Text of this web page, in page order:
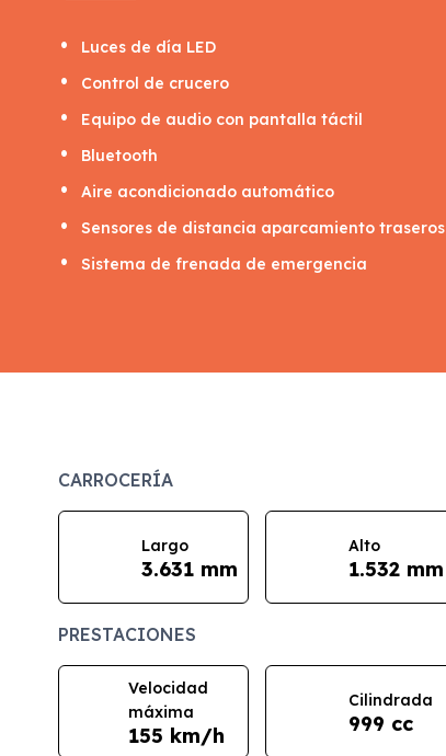
Luces de día LED
Control de crucero
Equipo de audio con pantalla táctil
Bluetooth
Aire acondicionado automático
Sensores de distancia aparcamiento traseros
Sistema de frenada de emergencia
CARROCERÍA
Largo
3.631 mm
Alto
1.532 mm
PRESTACIONES
Velocidad
máxima
155 km/h
Cilindrada
999 cc